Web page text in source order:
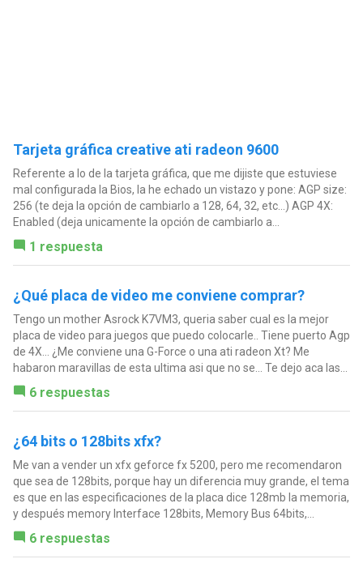
Tarjeta gráfica creative ati radeon 9600
Referente a lo de la tarjeta gráfica, que me dijiste que estuviese
mal configurada la Bios, la he echado un vistazo y pone: AGP size:
256 (te deja la opción de cambiarlo a 128, 64, 32, etc...) AGP 4X:
Enabled (deja unicamente la opción de cambiarlo a...
1 respuesta
¿Qué placa de video me conviene comprar?
Tengo un mother Asrock K7VM3, queria saber cual es la mejor
placa de video para juegos que puedo colocarle.. Tiene puerto Agp
de 4X... ¿Me conviene una G-Force o una ati radeon Xt? Me
habaron maravillas de esta ultima asi que no se... Te dejo aca las...
6 respuestas
¿64 bits o 128bits xfx?
Me van a vender un xfx geforce fx 5200, pero me recomendaron
que sea de 128bits, porque hay un diferencia muy grande, el tema
es que en las especificaciones de la placa dice 128mb la memoria,
y después memory Interface 128bits, Memory Bus 64bits,...
6 respuestas